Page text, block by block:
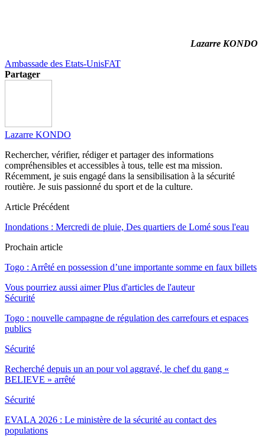
Lazarre KONDO
Ambassade des Etats-UnisFAT
Partager
Lazarre KONDO
Rechercher, vérifier, rédiger et partager des informations
compréhensibles et accessibles à tous, telle est ma mission.
Récemment, je suis engagé dans la sensibilisation à la sécurité
routière. Je suis passionné du sport et de la culture.
Article Précédent
Inondations : Mercredi de pluie, Des quartiers de Lomé sous l'eau
Prochain article
Togo : Arrêté en possession d’une importante somme en faux billets
Vous pourriez aussi aimer Plus d'articles de l'auteur
Sécurité
Togo : nouvelle campagne de régulation des carrefours et espaces
publics
Sécurité
Recherché depuis un an pour vol aggravé, le chef du gang «
BELIEVE » arrêté
Sécurité
EVALA 2026 : Le ministère de la sécurité au contact des
populations